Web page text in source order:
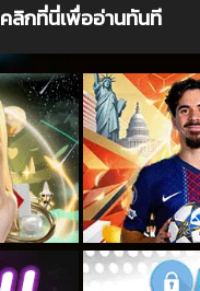
คลิกที่นี่เพื่ออ่านทันที